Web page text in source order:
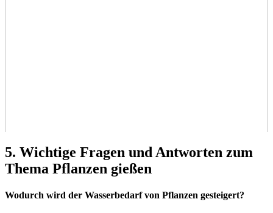
5. Wichtige Fragen und Antworten zum
Thema Pflanzen gießen
Wodurch wird der Wasserbedarf von Pflanzen gesteigert?